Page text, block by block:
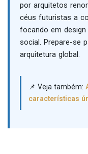
por arquitetos
céus futuristas a
focando em
social. Prepare-se
arquitetura global.
📌 Veja também:
características